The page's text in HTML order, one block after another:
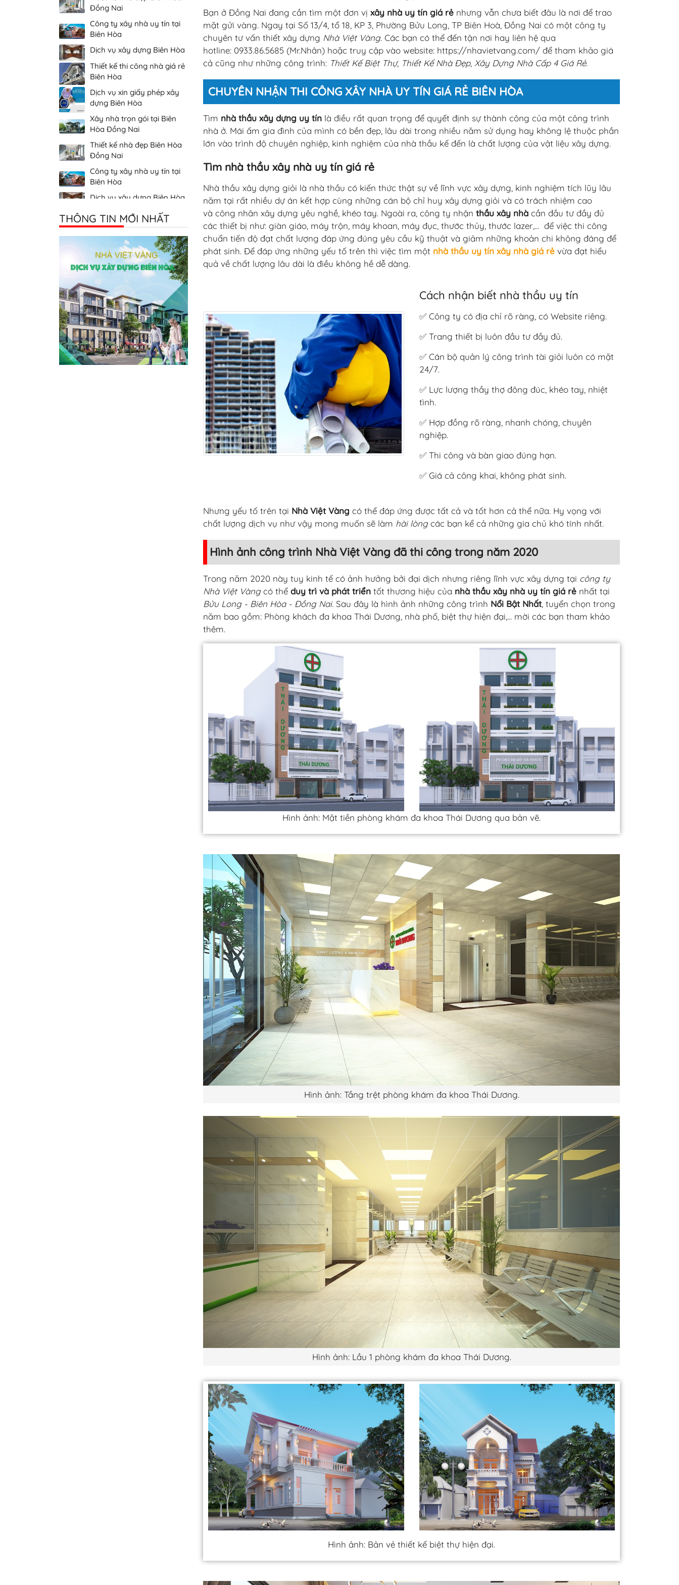
Bạn ở Đồng Nai đang cần tìm một đơn vị xây nhà uy tín giá rẻ nhưng vẫn chưa biết đâu là nơi để trao
mặt gửi vàng. Ngay tại Số 13/4, tổ 18, KP 3, Phường Bửu Long, TP Biên Hoà, Đồng Nai có một công ty
chuyên tư vấn thiết xây dựng Nhà Việt Vàng. Các bạn có thể đến tận nơi hay liên hệ qua
hotline: 0933.86.5685 (Mr.Nhân) hoặc truy cập vào website: https://nhavietvang.com/ để tham khảo giá
cả cũng như những công trình: Thiết Kế Biệt Thự, Thiết Kế Nhà Đẹp, Xây Dựng Nhà Cấp 4 Giá Rẻ.
CHUYÊN NHẬN THI CÔNG XÂY NHÀ UY TÍN GIÁ RẺ BIÊN HÒA
Tìm nhà thầu xây dựng uy tín là điều rất quan trọng để quyết định sự thành công của một công trình
nhà ở. Mái ấm gia đình của mình có bền đẹp, lâu dài trong nhiều năm sử dụng hay không lệ thuộc phần
lớn vào trình độ chuyên nghiệp, kinh nghiệm của nhà thầu kế đến là chất lượng của vật liệu xây dựng.
Tìm nhà thầu xây nhà uy tín giá rẻ
Nhà thầu xây dựng giỏi là nhà thầu có kiến thức thật sự về lĩnh vực xây dựng, kinh nghiệm tích lũy lâu
năm tại rất nhiều dự án kết hợp cùng những cán bộ chỉ huy xây dựng giỏi và có trách nhiệm cao
và công nhân xây dựng yêu nghề, khéo tay. Ngoài ra, công ty nhận thầu xây nhà cần đầu tư đầy đủ
các thiết bị như: giàn giáo, máy trộn, máy khoan, máy đục, thước thủy, thước lazer,... để việc thi công
chuẩn tiến độ đạt chất lượng đáp ứng đúng yêu cầu kỹ thuật và giảm những khoản chi không đáng để
phát sinh. Để đáp ứng những yếu tố trên thì việc tìm một nhà thầu uy tín xây nhà giá rẻ vừa đạt hiểu
quả về chất lượng lâu dài là điều không hề dễ dàng.
Cách nhận biết nhà thầu uy tín
✅ Công ty có địa chỉ rõ ràng, có Website riêng.
✅ Trang thiết bị luôn đầu tư đầy đủ.
✅ Cán bộ quản lý công trình tài giỏi luôn có mặt
24/7.
✅ Lực lượng thầy thợ đông đúc, khéo tay, nhiệt
tình.
✅ Hợp đồng rõ ràng, nhanh chóng, chuyên
nghiệp.
✅ Thi công và bàn giao đúng hạn.
✅ Giá cả công khai, không phát sinh.
Nhưng yếu tố trên tại Nhà Việt Vàng có thể đáp ứng được tất cả và tốt hơn cả thể nữa. Hy vọng với
chất lượng dịch vụ như vậy mong muốn sẽ làm hài lòngcác bạn kể cả những gia chủ khó tính nhất.
Hình ảnh công trình Nhà Việt Vàng đã thi công trong năm 2020
Trong năm 2020 này tuy kinh tế có ảnh hưởng bởi đại dịch nhưng riêng lĩnh vực xây dựng tại công ty
Nhà Việt Vàngcó thể duy trì và phát triển tốt thương hiệu của nhà thầu xây nhà uy tín giá rẻ nhất tại
Bửu Long - Biên Hòa - Đồng Nai. Sau đây là hình ảnh những công trình Nổi Bật Nhất, tuyển chọn trong
năm bao gồm: Phòng khách đa khoa Thái Dương, nhà phố, biệt thự hiện đại,... mời các bạn tham khảo
thêm.
Hình ảnh: Mặt tiền phòng khám đa khoa Thái Dương qua bản vẽ.
Hình ảnh: Tầng trệt phòng khám đa khoa Thái Dương.
Hình ảnh: Lầu 1 phòng khám đa khoa Thái Dương.
Hình ảnh: Bản vẻ thiết kế biệt thự hiện đại.
Biên Hòa
Dịch vụ xây dựng Biên Hòa
Thiết kế thi công nhà giá rẻ
Biên Hòa
Dịch vụ xin giấy phép xây
dựng Biên Hòa
Xây nhà trọn gói tại Biên
Hòa Đồng Nai
Thiết kế nhà đẹp Biên Hòa
Đồng Nai
Công ty xây nhà uy tín tại
Biên Hòa
Dịch vụ xây dựng Biên Hòa
Thiết kế thi công nhà giá rẻ
Biên Hòa
THÔNG TIN MỚI NHẤT